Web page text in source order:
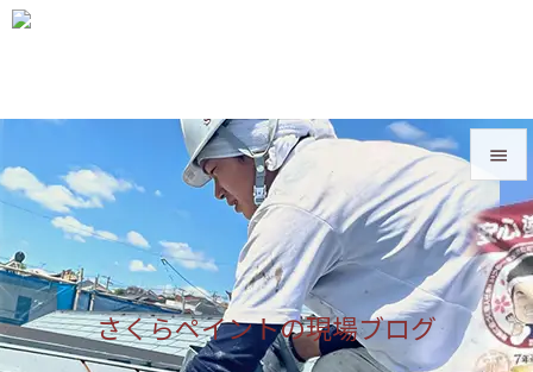
さくらペイントの現場ブログ


メニュ

サイド

前へ